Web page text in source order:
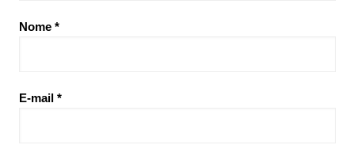
Nome *
E-mail *